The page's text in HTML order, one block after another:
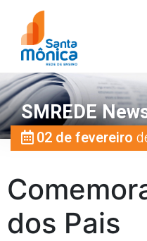
SMREDE
02 de fevereiro
dos Pais